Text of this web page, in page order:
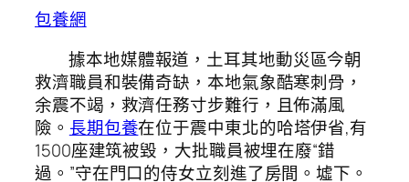
包養網
據本地媒體報道，土耳其地動災區今朝
救濟職員和裝備奇缺，本地氣象酷寒刺骨，
余震不竭，救濟任務寸步難行，且佈滿風
險。 長期包養在位于震中東北的哈塔伊省,有
1500座建筑被毀，大批職員被埋在廢“錯
過。”守在門口的侍女立刻進了房間。墟下。